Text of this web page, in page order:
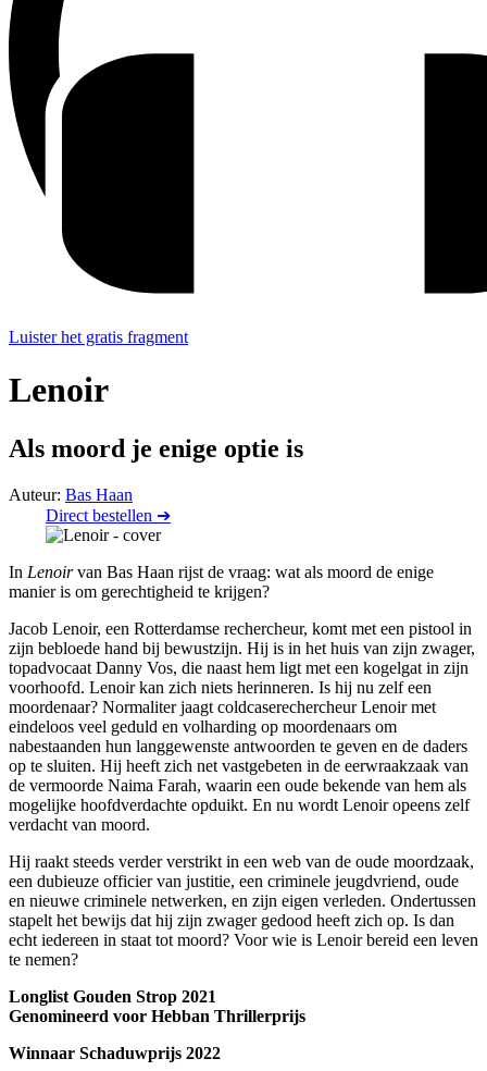
Luister het gratis fragment
Lenoir
Als moord je enige optie is
Auteur: Bas Haan
Direct bestellen ➔
In Lenoirvan Bas Haan rijst de vraag: wat als moord de enige
manier is om gerechtigheid te krijgen?
Jacob Lenoir, een Rotterdamse rechercheur, komt met een pistool in
zijn bebloede hand bij bewustzijn. Hij is in het huis van zijn zwager,
topadvocaat Danny Vos, die naast hem ligt met een kogelgat in zijn
voorhoofd. Lenoir kan zich niets herinneren. Is hij nu zelf een
moordenaar? Normaliter jaagt coldcaserechercheur Lenoir met
eindeloos veel geduld en volharding op moordenaars om
nabestaanden hun langgewenste antwoorden te geven en de daders
op te sluiten. Hij heeft zich net vastgebeten in de eerwraakzaak van
de vermoorde Naima Farah, waarin een oude bekende van hem als
mogelijke hoofdverdachte opduikt. En nu wordt Lenoir opeens zelf
verdacht van moord.
Hij raakt steeds verder verstrikt in een web van de oude moordzaak,
een dubieuze officier van justitie, een criminele jeugdvriend, oude
en nieuwe criminele netwerken, en zijn eigen verleden. Ondertussen
stapelt het bewijs dat hij zijn zwager gedood heeft zich op. Is dan
echt iedereen in staat tot moord? Voor wie is Lenoir bereid een leven
te nemen?
Longlist Gouden Strop 2021
Genomineerd voor Hebban Thrillerprijs
Winnaar Schaduwprijs 2022